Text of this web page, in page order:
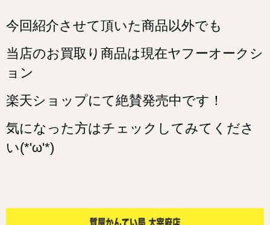
今回紹介させて頂いた商品以外でも
当店のお買取り商品は現在ヤフーオークシ
ョン
楽天ショップにて絶賛発売中です！
気になった方はチェックしてみてくださ
い(*'ω'*)